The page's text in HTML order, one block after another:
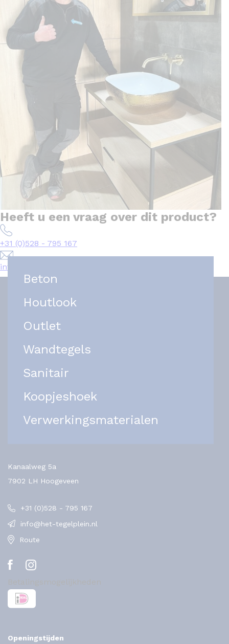
Heeft u een vraag over dit product?
+31 (0)528 - 795 167
info@het-tegelplein.nl
Beton
Houtlook
Outlet
Wandtegels
Sanitair
Koopjeshoek
Verwerkingsmaterialen
Kanaalweg 5a
7902 LH Hoogeveen
+31 (0)528 - 795 167
info@het-tegelplein.nl
Route
Openingstijden